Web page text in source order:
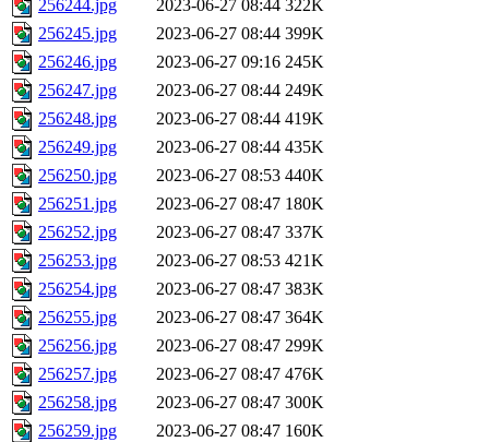
256244.jpg
2023-06-27 08:44 322K
256245.jpg
2023-06-27 08:44 399K
256246.jpg
2023-06-27 09:16 245K
256247.jpg
2023-06-27 08:44 249K
256248.jpg
2023-06-27 08:44 419K
256249.jpg
2023-06-27 08:44 435K
256250.jpg
2023-06-27 08:53 440K
256251.jpg
2023-06-27 08:47 180K
256252.jpg
2023-06-27 08:47 337K
256253.jpg
2023-06-27 08:53 421K
256254.jpg
2023-06-27 08:47 383K
256255.jpg
2023-06-27 08:47 364K
256256.jpg
2023-06-27 08:47 299K
256257.jpg
2023-06-27 08:47 476K
256258.jpg
2023-06-27 08:47 300K
256259.jpg
2023-06-27 08:47 160K